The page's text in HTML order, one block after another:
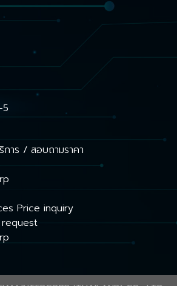
การ / สอบถามราคา
Price inquiry